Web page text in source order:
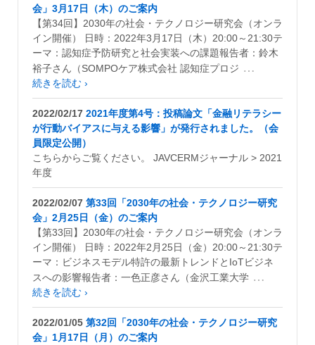
会」3月17日（木）のご案内
【第34回】2030年の社会・テクノロジー研究会（オンラ
イン開催） 日時：2022年3月17日（木）20:00～21:30テ
ーマ：認知症予防研究と社会実装への課題報告者：鈴木
裕子さん（SOMPOケア株式会社 認知症プロジ …
続きを読む ›
2022/02/17 2021年度第4号：投稿論文「金融リテラシー
が行動バイアスに与える影響」が発行されました。（会
員限定公開）
こちらからご覧ください。 JAVCERMジャーナル > 2021
年度
2022/02/07 第33回「2030年の社会・テクノロジー研究
会」2月25日（金）のご案内
【第33回】2030年の社会・テクノロジー研究会（オンラ
イン開催） 日時：2022年2月25日（金）20:00～21:30テ
ーマ：ビジネスモデル特許の最新トレンドとIoTビジネ
スへの影響報告者：一色正彦さん（金沢工業大学 …
続きを読む ›
2022/01/05 第32回「2030年の社会・テクノロジー研究
会」1月17日（月）のご案内